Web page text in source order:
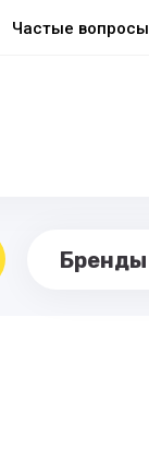
Частые вопросы
Бренды